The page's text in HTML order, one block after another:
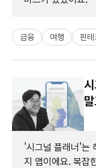
금융 여행 핀테
'시그널 플래너'는
지 앱이에요. 복잡